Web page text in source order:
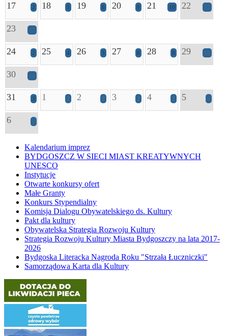
17 2 18 5 19 6 20 9 21 10 22 13
23 13
24 2 25 4 26 3 27 8 28 8 29 16
30 14
31 3 1 2 2 2 3 2 4 2 5 4
6 4
Kalendarium imprez
BYDGOSZCZ W SIECI MIAST KREATYWNYCH
UNESCO
Instytucje
Otwarte konkursy ofert
Małe Granty
Konkurs Stypendialny
Komisja Dialogu Obywatelskiego ds. Kultury
Pakt dla kultury
Obywatelska Strategia Rozwoju Kultury
Strategia Rozwoju Kultury Miasta Bydgoszczy na lata 2017-
2026
Bydgoska Literacka Nagroda Roku "Strzała Łuczniczki"
Samorządowa Karta dla Kultury